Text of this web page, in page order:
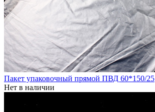
Пакет упаковочный прямой ПВД 60*150/25
Нет в наличии